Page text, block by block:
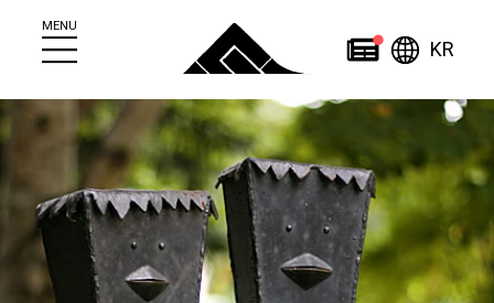
NewsKR
MENU
English
简
体
文
繁
體
中
文
국
어
ไทย